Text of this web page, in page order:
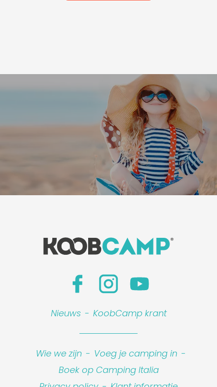
Nieuws - KoobCamp krant
Wie we zijn - Voeg je camping in -
Boek op Camping Italia